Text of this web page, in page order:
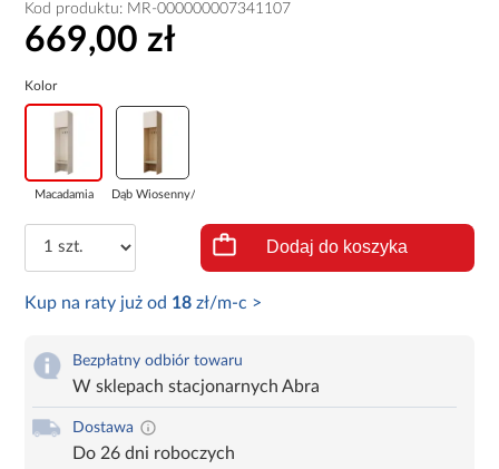
Kod produktu: MR-000000007341107
669,00 zł
Kolor
Macadamia Dąb Wiosenny/Ma...
Dodaj do koszyka
Kup na raty już od 18 zł/m-c >
Bezpłatny odbiór towaru
W sklepach stacjonarnych Abra
Dostawa
Do 26 dni roboczych